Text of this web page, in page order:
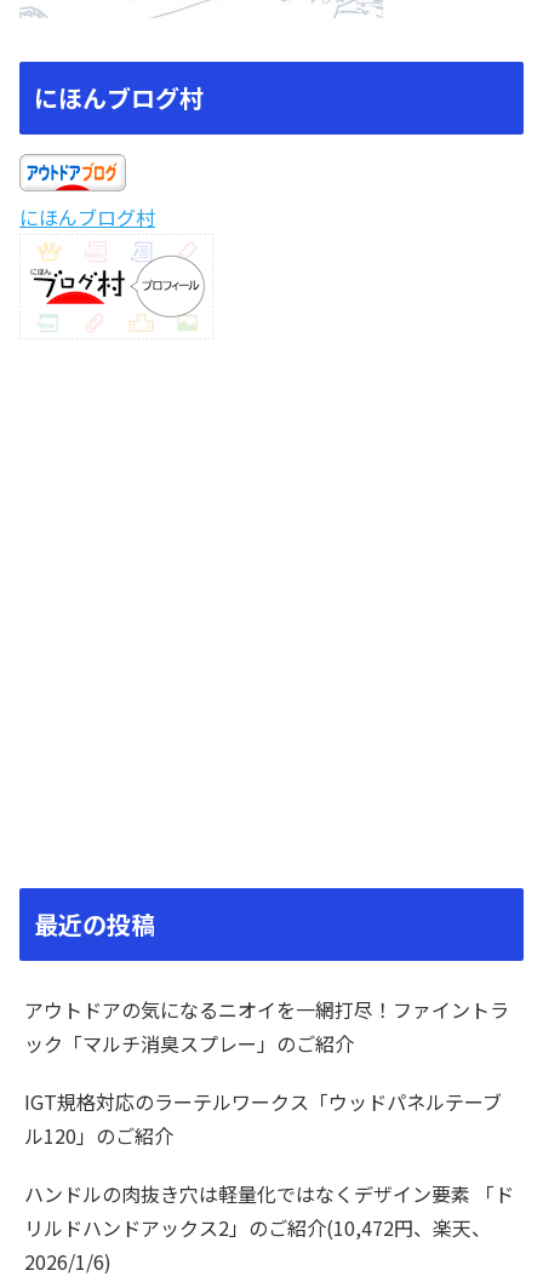
にほんブログ村
にほんブログ村
最近の投稿
アウトドアの気になるニオイを一網打尽！ファイントラ
ック「マルチ消臭スプレー」のご紹介
IGT規格対応のラーテルワークス「ウッドパネルテーブ
ル120」のご紹介
ハンドルの肉抜き穴は軽量化ではなくデザイン要素 「ド
リルドハンドアックス2」のご紹介(10,472円、楽天、
2026/1/6)